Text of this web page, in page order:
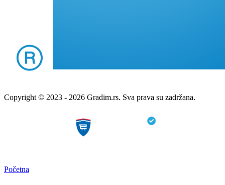
Copyright © 2023 - 2026 Gradim.rs. Sva prava su zadržana.
Početna